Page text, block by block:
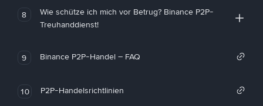
8
Wie schütze ich mich vor Betrug? Binance P2P-
Treuhanddienst!
9 Binance P2P-Handel – FAQ
10 P2P-Handelsrichtlinien